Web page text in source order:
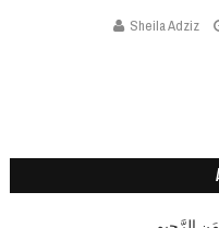
Sheila Adziz